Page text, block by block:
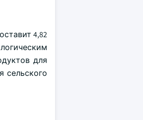
4,82
для
сельского